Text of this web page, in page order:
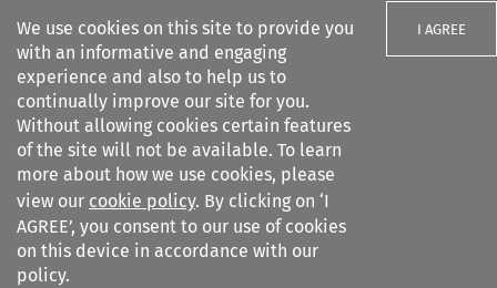
We use cookies on this site to provide you
with an informative and engaging
experience and also to help us to
continually improve our site for you.
Without allowing cookies certain features
of the site will not be available. To learn
more about how we use cookies, please
view our cookie policy. By clicking on ‘I
AGREE’, you consent to our use of cookies
on this device in accordance with our
policy.
I AGREE
Search filters
Revista Brasileira de
Arbitragem